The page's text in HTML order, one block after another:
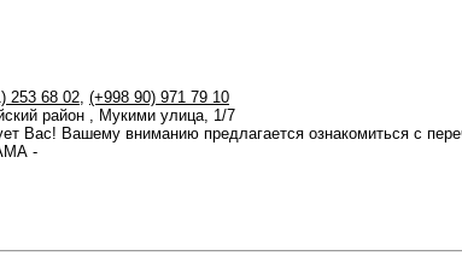
253 68 02, (+998 90) 971 79 10
район , Мукими улица, 1/7
Вас! Вашему вниманию предлагается ознакомиться с
-